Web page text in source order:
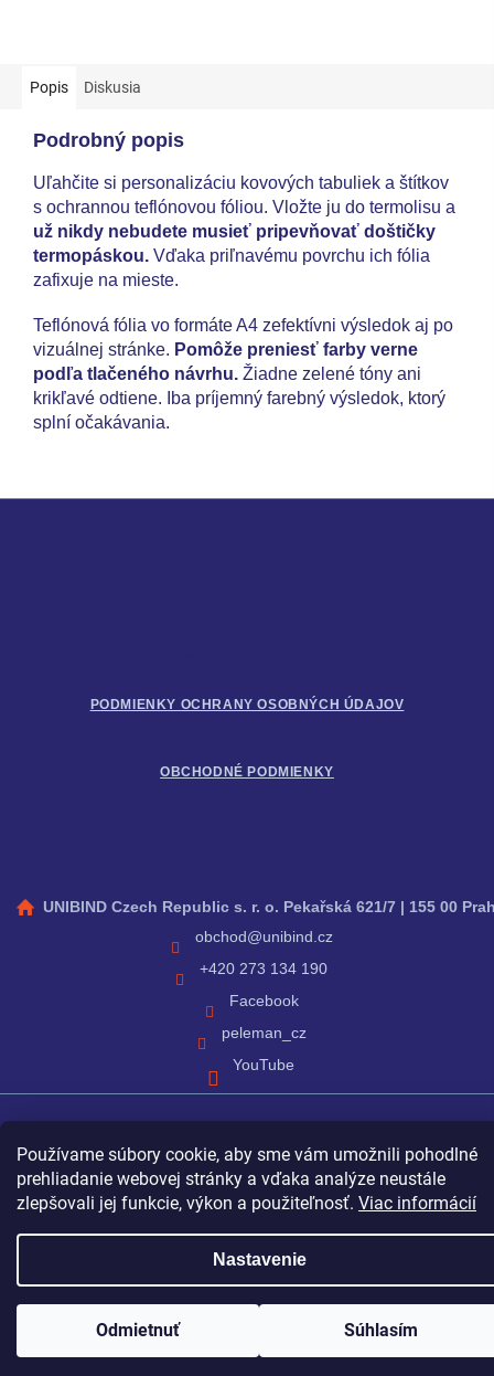
Používame súbory cookie, aby sme vám umožnili pohodlné
prehliadanie webovej stránky a vďaka analýze neustále
zlepšovali jej funkcie, výkon a použiteľnosť. Viac informácií
Nastavenie
Odmietnuť Súhlasím
Popis Diskusia
Podrobný popis
Uľahčite si personalizáciu kovových tabuliek a štítkov
s ochrannou teflónovou fóliou. Vložte ju do termolisu a
už nikdy nebudete musieť pripevňovať doštičky
termopáskou. Vďaka priľnavému povrchu ich fólia
zafixuje na mieste.
Teflónová fólia vo formáte A4 zefektívni výsledok aj po
vizuálnej stránke. Pomôže preniesť farby verne
podľa tlačeného návrhu. Žiadne zelené tóny ani
krikľavé odtiene. Iba príjemný farebný výsledok, ktorý
splní očakávania.
PODMIENKY OCHRANY OSOBNÝCH ÚDAJOV
OBCHODNÉ PODMIENKY
UNIBIND Czech Republic s. r. o. Pekařská 621/7 | 155 00
obchod@unibind.cz
+420 273 134 190
Facebook
peleman_cz
YouTube
Vytvoril Shoptet
Copyright 2026Unibind/Peleman. Všetky práva vyhradené.